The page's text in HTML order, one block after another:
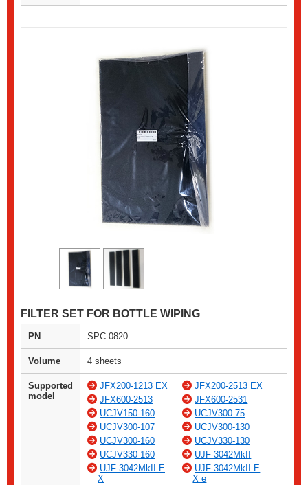
FILTER SET FOR BOTTLE WIPING
PN SPC-0820
Volume 4 sheets
Supported
model
JFX200-1213 EX
JFX200-2513 EX
JFX600-2513
JFX600-2531
UCJV150-160
UCJV300-75
UCJV300-107
UCJV300-130
UCJV300-160
UCJV330-130
UCJV330-160
UJF-3042MkII
UJF-3042MkII E
X
UJF-3042MkII E
X e